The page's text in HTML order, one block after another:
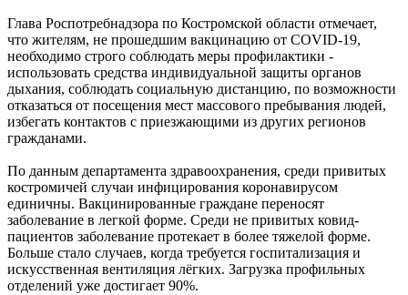
Глава Роспотребнадзора по Костромской области отмечает,
что жителям, не прошедшим вакцинацию от COVID-19,
необходимо строго соблюдать меры профилактики -
использовать средства индивидуальной защиты органов
дыхания, соблюдать социальную дистанцию, по возможности
отказаться от посещения мест массового пребывания людей,
избегать контактов с приезжающими из других регионов
гражданами.
По данным департамента здравоохранения, среди привитых
костромичей случаи инфицирования коронавирусом
единичны. Вакцинированные граждане переносят
заболевание в легкой форме. Среди не привитых ковид-
пациентов заболевание протекает в более тяжелой форме.
Больше стало случаев, когда требуется госпитализация и
искусственная вентиляция лёгких. Загрузка профильных
отделений уже достигает 90%.